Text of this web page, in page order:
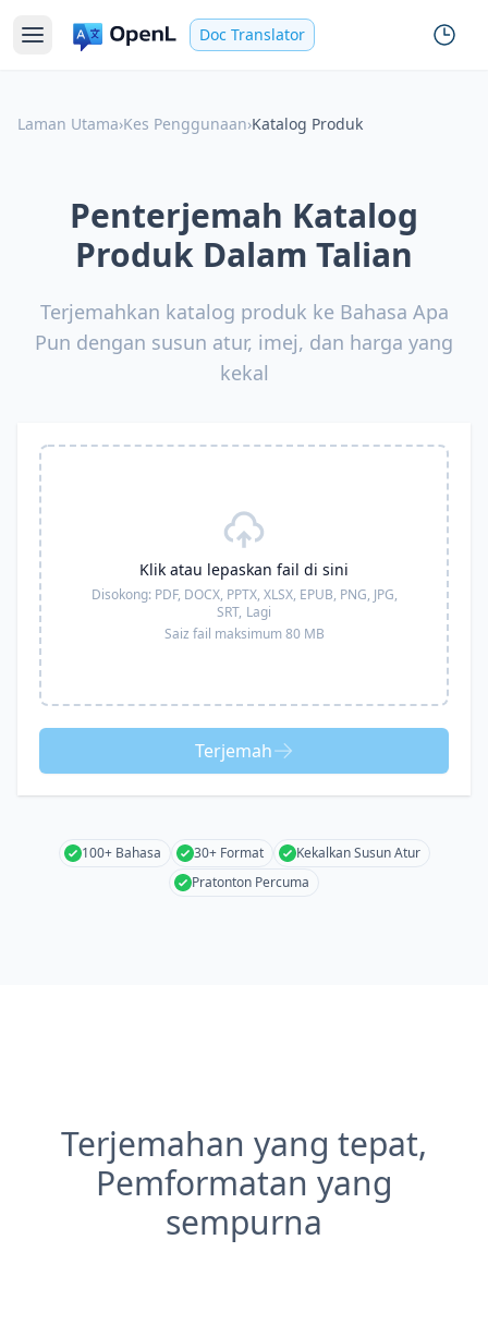
Doc Translator
Laman Utama›Kes Penggunaan›Katalog Produk
Penterjemah Katalog
Produk Dalam Talian
Terjemahkan katalog produk ke Bahasa Apa
Pun dengan susun atur, imej, dan harga yang
kekal
Klik atau lepaskan fail di sini
Disokong: PDF, DOCX, PPTX, XLSX, EPUB, PNG, JPG,
SRT, Lagi
Saiz fail maksimum 80 MB
Terjemah
100+ Bahasa 30+ Format
Kekalkan Susun Atur
Pratonton Percuma
Terjemahan yang tepat,
Pemformatan yang
sempurna